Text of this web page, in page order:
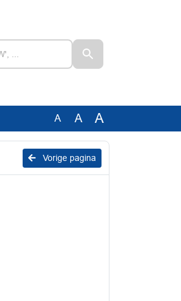
A A A
Vorige pagina